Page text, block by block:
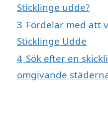
Sticklinge udde?
3 Fördelar med att
Sticklinge Udde
4 Sök efter en
omgivande